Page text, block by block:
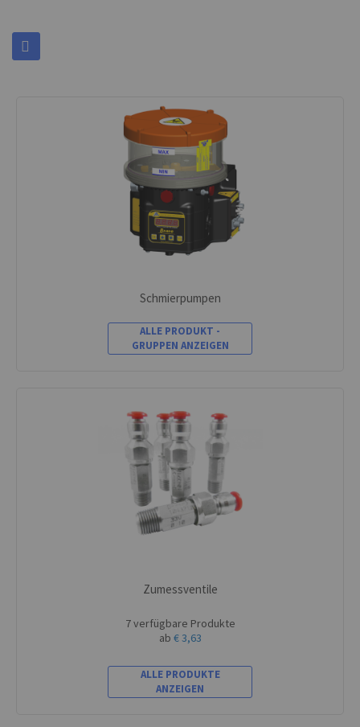
Schmierpumpen
ALLE PRODUKT -
GRUPPEN ANZEIGEN
Zumessventile
7 verfügbare Produkte
ab € 3,63
ALLE PRODUKTE
ANZEIGEN